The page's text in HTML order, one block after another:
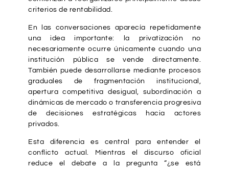
criterios de rentabilidad.
En las conversaciones aparecía repetidamente
una idea importante: la privatización no
necesariamente ocurre únicamente cuando una
institución pública se vende directamente.
También puede desarrollarse mediante procesos
graduales de fragmentación institucional,
apertura competitiva desigual, subordinación a
dinámicas de mercado o transferencia progresiva
de decisiones estratégicas hacia actores
privados.
Esta diferencia es central para entender el
conflicto actual. Mientras el discurso oficial
reduce el debate a la pregunta “¿se está